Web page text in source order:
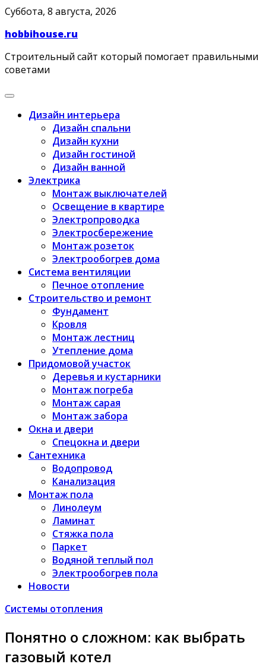
Skip
content
Суббота, 8 августа, 2026
hobbihouse.ru
Строительный сайт который помогает правильными
советами
Дизайн интерьера
Дизайн спальни
Дизайн кухни
Дизайн гостиной
Дизайн ванной
Электрика
Монтаж выключателей
Освещение в квартире
Электропроводка
Электросбережение
Монтаж розеток
Электрообогрев дома
Система вентиляции
Печное отопление
Строительство и ремонт
Фундамент
Кровля
Монтаж лестниц
Утепление дома
Придомовой участок
Деревья и кустарники
Монтаж погреба
Монтаж сарая
Монтаж забора
Окна и двери
Спецокна и двери
Сантехника
Водопровод
Канализация
Монтаж пола
Линолеум
Ламинат
Стяжка пола
Паркет
Водяной теплый пол
Электрообогрев пола
Новости
Системы отопления
Понятно о сложном: как выбрать
газовый котел